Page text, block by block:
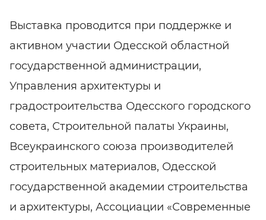
Выставка проводится при поддержке и
активном участии Одесской областной
государственной администрации,
Управления архитектуры и
градостроительства Одесского городского
совета, Строительной палаты Украины,
Всеукраинского союза производителей
строительных материалов, Одесской
государственной академии строительства
и архитектуры, Ассоциации «Современные